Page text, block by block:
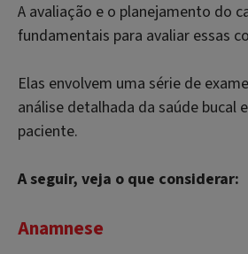
A avaliação e o planejamento do
fundamentais para avaliar essas
Elas envolvem uma série de
análise detalhada da saúde bucal
paciente.
A seguir, veja o que considerar:
Anamnese